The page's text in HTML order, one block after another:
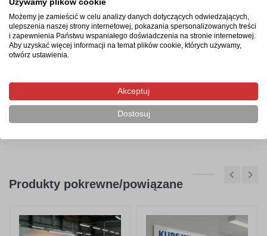
Szyfrowane połączenie i zabezpieczenie SSL
Masz prawo być zadowolonym
24 - miesięczna gwarancja, możliwość zwrotu produktu
Produkty pokrewne/powiązane
Używamy plików cookie
Możemy je zamieścić w celu analizy danych dotyczących odwiedzających,
ulepszenia naszej strony internetowej, pokazania spersonalizowanych treści
i zapewnienia Państwu wspaniałego doświadczenia na stronie internetowej.
Aby uzyskać więcej informacji na temat plików cookie, których używamy,
otwórz ustawienia.
Akceptuj
Dostosuj